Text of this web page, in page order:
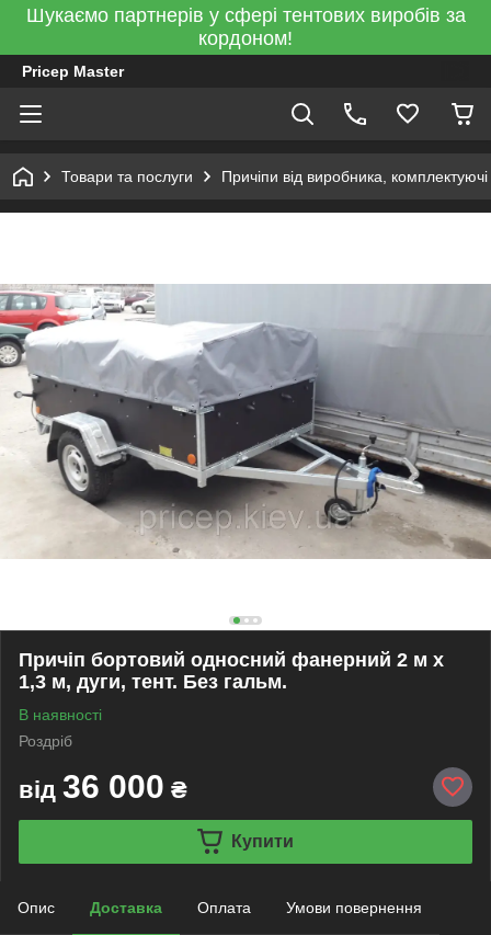
Шукаємо партнерів у сфері тентових виробів за
кордоном!
Pricep Master
Товари та послуги Причіпи від виробника,
Причіп бортовий односний фанерний 2 м х
1,3 м, дуги, тент. Без гальм.
В наявності
Роздріб
від 36 000 ₴
Купити
Опис Доставка Оплата Умови повернення